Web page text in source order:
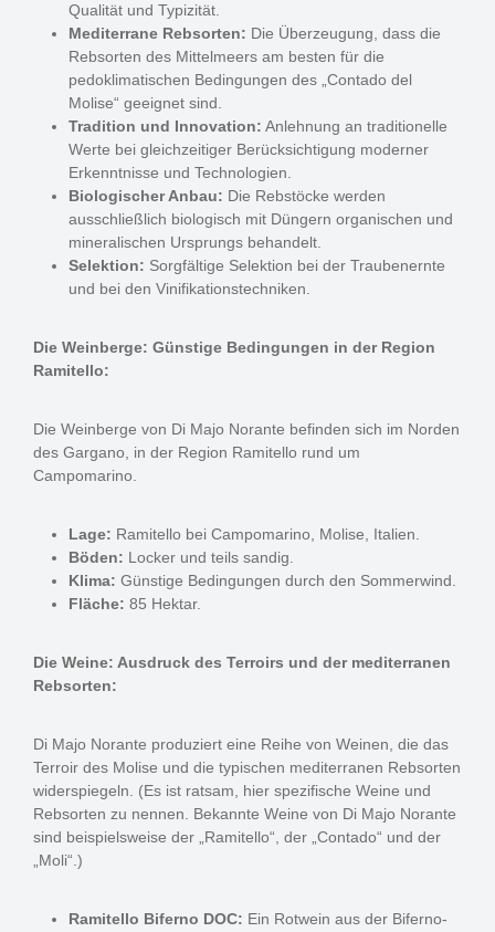
Qualität und Typizität.
Mediterrane Rebsorten: Die Überzeugung, dass die
Rebsorten des Mittelmeers am besten für die
pedoklimatischen Bedingungen des „Contado del
Molise“ geeignet sind.
Tradition und Innovation: Anlehnung an traditionelle
Werte bei gleichzeitiger Berücksichtigung moderner
Erkenntnisse und Technologien.
Biologischer Anbau: Die Rebstöcke werden
ausschließlich biologisch mit Düngern organischen und
mineralischen Ursprungs behandelt.
Selektion: Sorgfältige Selektion bei der Traubenernte
und bei den Vinifikationstechniken.
Die Weinberge: Günstige Bedingungen in der Region
Ramitello:
Die Weinberge von Di Majo Norante befinden sich im Norden
des Gargano, in der Region Ramitello rund um
Campomarino.
Lage: Ramitello bei Campomarino, Molise, Italien.
Böden: Locker und teils sandig.
Klima: Günstige Bedingungen durch den Sommerwind.
Fläche: 85 Hektar.
Die Weine: Ausdruck des Terroirs und der mediterranen
Rebsorten:
Di Majo Norante produziert eine Reihe von Weinen, die das
Terroir des Molise und die typischen mediterranen Rebsorten
widerspiegeln. (Es ist ratsam, hier spezifische Weine und
Rebsorten zu nennen. Bekannte Weine von Di Majo Norante
sind beispielsweise der „Ramitello“, der „Contado“ und der
„Moli“.)
Ramitello Biferno DOC: Ein Rotwein aus der Biferno-